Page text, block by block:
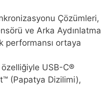
Çözümleri,
ve Arka Aydınlatma
performansı ortaya
özelliğiyle USB-C®
(Papatya Dizilimi),